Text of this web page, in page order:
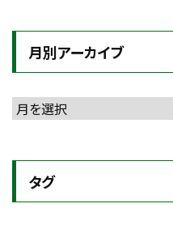
月別アーカイブ
タグ